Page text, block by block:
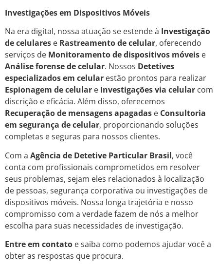
Investigações em Dispositivos Móveis
Na era digital, nossa atuação se estende à Investigação
de celulares e Rastreamento de celular, oferecendo
serviços de Monitoramento de dispositivos móveis e
Análise forense de celular. Nossos Detetives
especializados em celular estão prontos para realizar
Espionagem de celular e Investigações via celular com
discrição e eficácia. Além disso, oferecemos
Recuperação de mensagens apagadas e Consultoria
em segurança de celular, proporcionando soluções
completas e seguras para nossos clientes.
Com a Agência de Detetive Particular Brasil, você
conta com profissionais comprometidos em resolver
seus problemas, sejam eles relacionados à localização
de pessoas, segurança corporativa ou investigações de
dispositivos móveis. Nossa longa trajetória e nosso
compromisso com a verdade fazem de nós a melhor
escolha para suas necessidades de investigação.
Entre em contato e saiba como podemos ajudar você a
obter as respostas que procura.